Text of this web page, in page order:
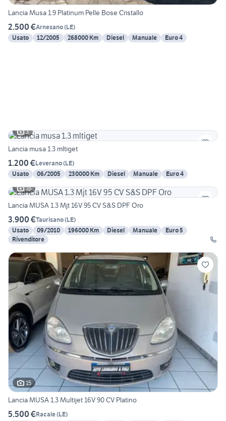
Lancia Musa 1.9 Platinum Pelle Bose Cristallo
2.500 €Arnesano(LE)
Usato
12/2005 268000 Km Diesel Manuale Euro 4
3
Lancia musa 1.3 mltiget
1.200 €Leverano(LE)
Usato
06/2005 230000 Km Diesel Manuale
Euro 4
16
Lancia MUSA 1.3 Mjt 16V 95 CV S&S DPF Oro
3.900 €Taurisano(LE)
Usato
09/2010 196000 Km Diesel Manuale
Euro 5
Rivenditore
15
Lancia MUSA 1.3 Multijet 16V 90 CV Platino
5.500 €Racale(LE)